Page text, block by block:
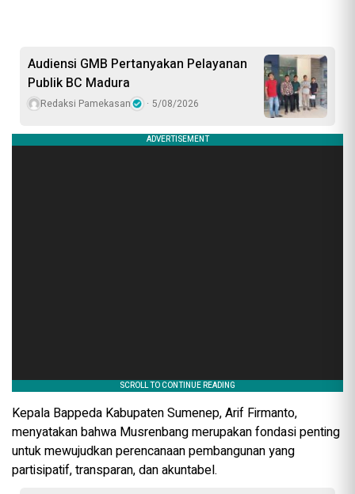
Audiensi GMB Pertanyakan Pelayanan
Publik BC Madura
Redaksi Pamekasan 5/08/2026
Kepala Bappeda Kabupaten Sumenep, Arif Firmanto,
menyatakan bahwa Musrenbang merupakan fondasi penting
untuk mewujudkan perencanaan pembangunan yang
partisipatif, transparan, dan akuntabel.